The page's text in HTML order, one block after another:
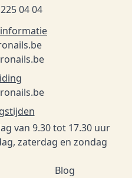
04 04
van 9.30 tot 17.30 uur
zaterdag en zondag
Blog